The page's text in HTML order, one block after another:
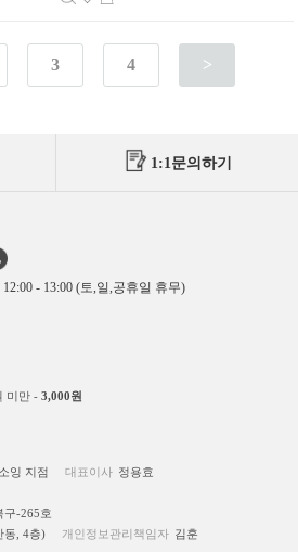
3 4 >
1:1문의하기
- 13:00 (토,일,공휴일 휴무)
미만 - 3,000원
소잉 지점 대표이사 정용효
구-265호
동, 4층) 개인정보관리책임자 김훈